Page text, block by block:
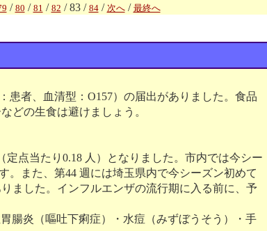
/ 80 / 81 / 82 / 83 / 84/ 次へ/ 最終へ
患者、血清型：O157）の届出がありました。食品
どの生食は避けましょう。
点当たり0.18 人）となりました。市内では今シー
。また、第44 週には埼玉県内で今シーズン初めて
ました。インフルエンザの流行期に入る前に、予
腸炎（嘔吐下痢症）・水痘（みずぼうそう）・手